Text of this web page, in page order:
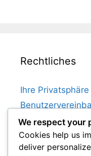
Rechtliches
Ihre Privatsphäre
Cookie-Richtlinie
Kontaktieren Sie
Unsere
We respect your
Cookies help us
deliver